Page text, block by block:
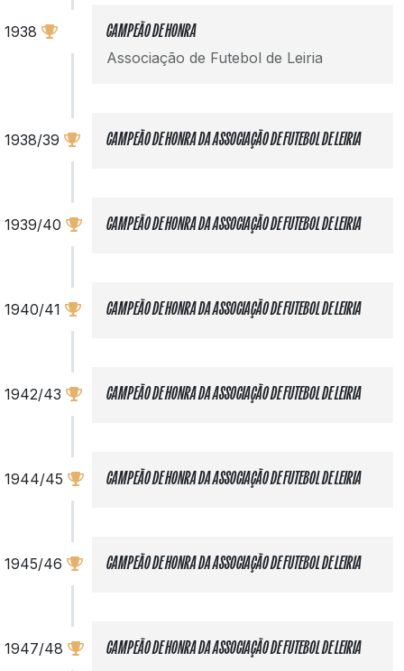
1938
CAMPEÃO DE HONRA
Associação de Futebol de Leiria
1938/39 CAMPEÃO DE HONRA DA ASSOCIAÇÃO DE FUTEBOL DE LEIRIA
1939/40 CAMPEÃO DE HONRA DA ASSOCIAÇÃO DE FUTEBOL DE LEIRIA
1940/41 CAMPEÃO DE HONRA DA ASSOCIAÇÃO DE FUTEBOL DE LEIRIA
1942/43 CAMPEÃO DE HONRA DA ASSOCIAÇÃO DE FUTEBOL DE LEIRIA
1944/45 CAMPEÃO DE HONRA DA ASSOCIAÇÃO DE FUTEBOL DE LEIRIA
1945/46 CAMPEÃO DE HONRA DA ASSOCIAÇÃO DE FUTEBOL DE LEIRIA
1947/48 CAMPEÃO DE HONRA DA ASSOCIAÇÃO DE FUTEBOL DE LEIRIA